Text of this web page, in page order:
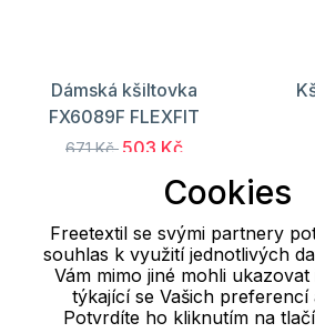
Dámská kšiltovka
FX6089F FLEXFIT
671 Kč 503 Kč
Načíst dalších 24
1 2 3 ..
Cookies
Freetextil se svými partnery
souhlas k využití jednotlivých
Vám mimo jiné mohli
týkající se Vašich preferencí
Potvrdíte ho kliknutím na